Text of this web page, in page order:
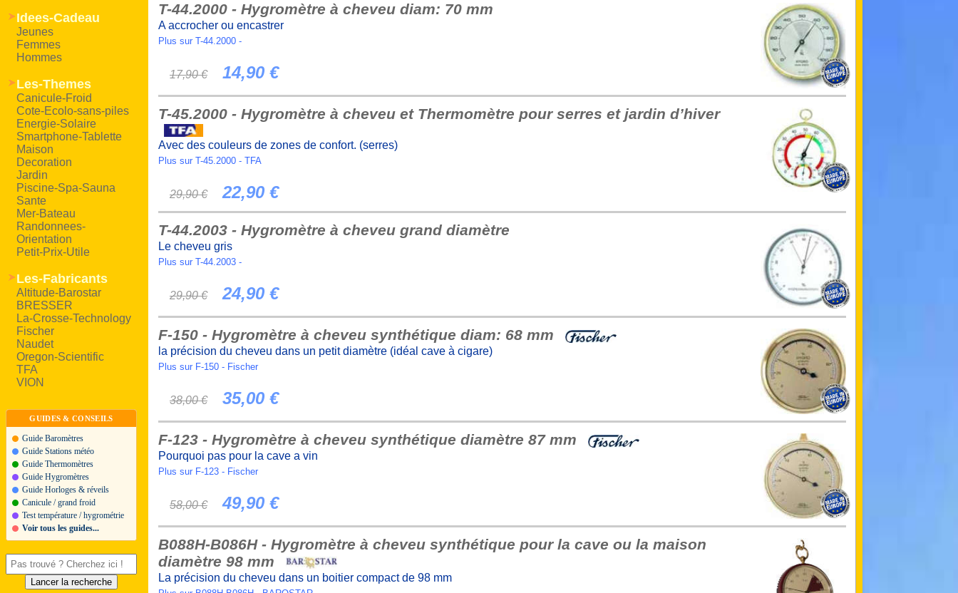
Idees-Cadeau
Jeunes
Femmes
Hommes
Les-Themes
Canicule-Froid
Cote-Ecolo-sans-piles
Energie-Solaire
Smartphone-Tablette
Maison
Decoration
Jardin
Piscine-Spa-Sauna
Sante
Mer-Bateau
Randonnees-
Orientation
Petit-Prix-Utile
Les-Fabricants
Altitude-Barostar
BRESSER
La-Crosse-Technology
Fischer
Naudet
Oregon-Scientific
TFA
VION
GUIDES & CONSEILS
Guide Baromètres
Guide Stations météo
Guide Thermomètres
Guide Hygromètres
Guide Horloges & réveils
Canicule / grand froid
Test température / hygrométrie
Voir tous les guides...
T-44.2000 - Hygromètre à cheveu diam: 70 mm
A accrocher ou encastrer
Plus sur T-44.2000 -
17,90 € 14,90 €
T-45.2000 - Hygromètre à cheveu et Thermomètre pour serres et jardin d’hiver
Avec des couleurs de zones de confort. (serres)
Plus sur T-45.2000 - TFA
29,90 € 22,90 €
T-44.2003 - Hygromètre à cheveu grand diamètre
Le cheveu gris
Plus sur T-44.2003 -
29,90 € 24,90 €
F-150 - Hygromètre à cheveu synthétique diam: 68 mm
la précision du cheveu dans un petit diamètre (idéal cave à cigare)
Plus sur F-150 - Fischer
38,00 € 35,00 €
F-123 - Hygromètre à cheveu synthétique diamètre 87 mm
Pourquoi pas pour la cave a vin
Plus sur F-123 - Fischer
58,00 € 49,90 €
B088H-B086H - Hygromètre à cheveu synthétique pour la cave ou la maison
diamètre 98 mm
La précision du cheveu dans un boitier compact de 98 mm